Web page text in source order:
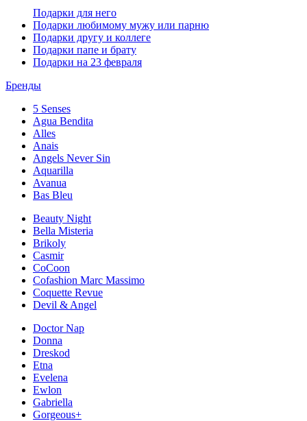
Подарки для него
Подарки любимому мужу или парню
Подарки другу и коллеге
Подарки папе и брату
Подарки на 23 февраля
Бренды
5 Senses
Agua Bendita
Alles
Anais
Angels Never Sin
Aquarilla
Avanua
Bas Bleu
Beauty Night
Bella Misteria
Brikoly
Casmir
CoCoon
Cofashion Marc Massimo
Coquette Revue
Devil & Angel
Doctor Nap
Donna
Dreskod
Etna
Evelena
Ewlon
Gabriella
Gorgeous+